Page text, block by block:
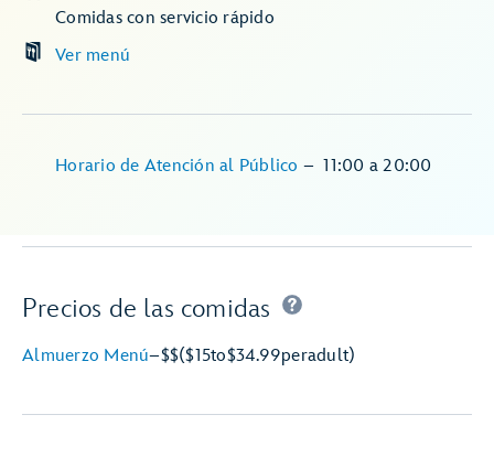
Ver menú
Comidas con servicio rápido
Horario de Atención al Público –11:00 a 20:00
Precios de las comidas
Almuerzo Menú–$$($15to$34.99peradult)